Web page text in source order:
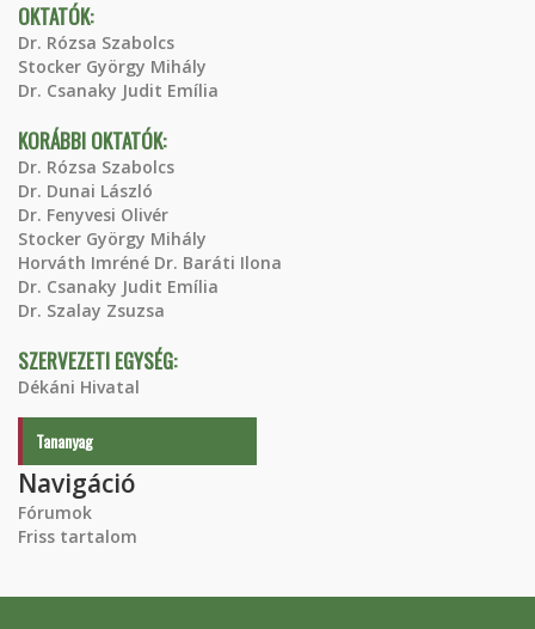
OKTATÓK:
Dr. Rózsa Szabolcs
Stocker György Mihály
Dr. Csanaky Judit Emília
KORÁBBI OKTATÓK:
Dr. Rózsa Szabolcs
Dr. Dunai László
Dr. Fenyvesi Olivér
Stocker György Mihály
Horváth Imréné Dr. Baráti Ilona
Dr. Csanaky Judit Emília
Dr. Szalay Zsuzsa
SZERVEZETI EGYSÉG:
Dékáni Hivatal
Tananyag
Navigáció
Fórumok
Friss tartalom